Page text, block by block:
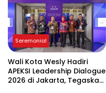
Seremonial
Wali Kota Wesly Hadiri
APEKSI Leadership Dialogue
2026 di Jakarta, Tegaskan